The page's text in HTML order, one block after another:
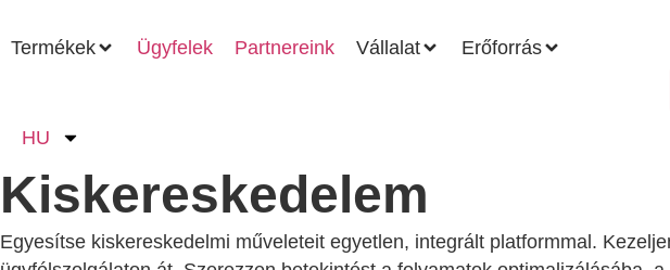
Termékek Ügyfelek Partnereink Vállalat Erőforrás
HU
Kiskereskedelem
Egyesítse kiskereskedelmi műveleteit egyetlen, integrált platformmal.